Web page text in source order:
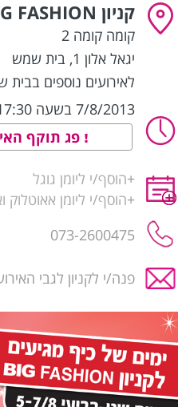
קניון BIG FASHION בית שמש
קומה קומה 2
יגאל אלון 1
, בית שמש
לאירועים נוספים
7/8/2013 בשעה 17:30
פג תוקף
+הוסף/י ליומן גוגל
+הוסף/י ליומן אאוטלוק
073-2600475
פנה/י לקניון לגבי